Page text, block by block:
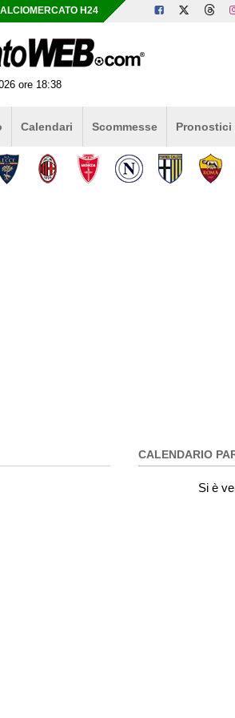
H24
ore 18:38
Calendari Scommesse Pronostici
CALENDARIO
Si è